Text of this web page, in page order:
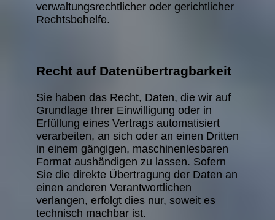
verwaltungsrechtlicher oder gerichtlicher
Rechtsbehelfe.
Recht auf Daten­übertrag­barkeit
Sie haben das Recht, Daten, die wir auf
Grundlage Ihrer Einwilligung oder in
Erfüllung eines Vertrags automatisiert
verarbeiten, an sich oder an einen Dritten
in einem gängigen, maschinenlesbaren
Format aushändigen zu lassen. Sofern
Sie die direkte Übertragung der Daten an
einen anderen Verantwortlichen
verlangen, erfolgt dies nur, soweit es
technisch machbar ist.